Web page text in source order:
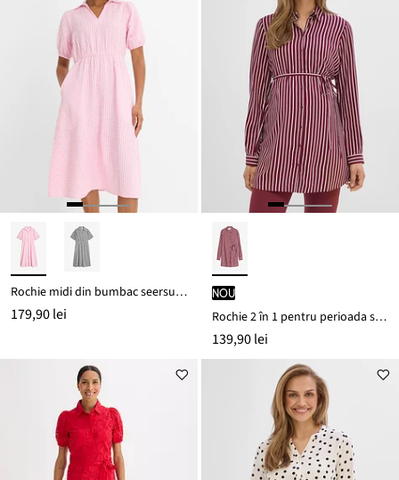
Rochie midi din bumbac seersucker 100%
179,90 lei
nou
Rochie 2 în 1 pentru perioada sarcinii și pentru alăptare, din viscoză fluidă
139,90 lei